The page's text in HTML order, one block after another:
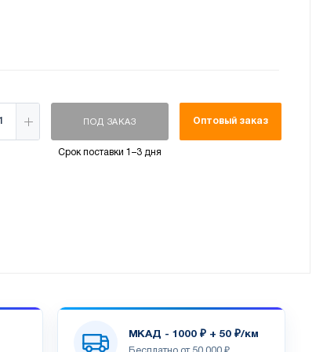
ПОД ЗАКАЗ
Срок поставки 1–3 дня
Оптовый заказ
МКАД - 1000 ₽ + 50 ₽/км